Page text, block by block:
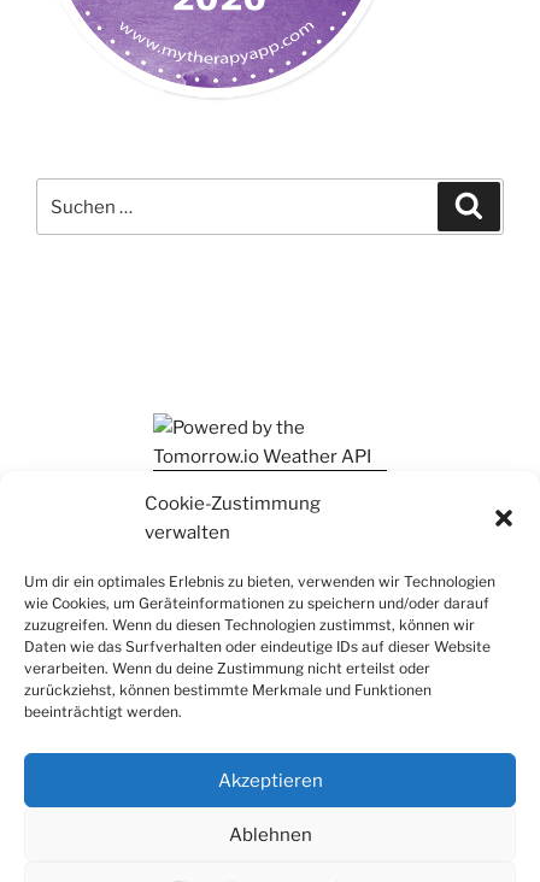
Cookie-Zustimmung
verwalten
Um dir ein optimales Erlebnis zu bieten, verwenden wir Technologien
wie Cookies, um Geräteinformationen zu speichern und/oder darauf
zuzugreifen. Wenn du diesen Technologien zustimmst, können wir
Daten wie das Surfverhalten oder eindeutige IDs auf dieser Website
verarbeiten. Wenn du deine Zustimmung nicht erteilst oder
zurückziehst, können bestimmte Merkmale und Funktionen
beeinträchtigt werden.
Akzeptieren
Ablehnen
nach: